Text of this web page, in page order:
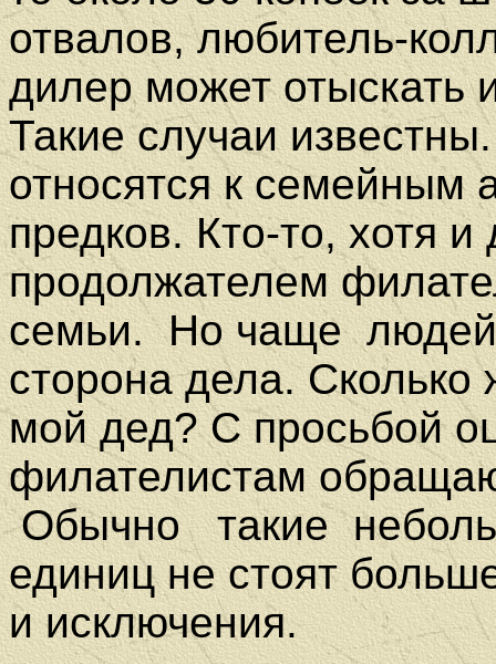
отвалов, любитель-
дилер может отыскать
Такие случаи
относятся к семейным
предков. Кто-то, хотя
продолжателем
семьи. Но чаще
сторона дела. Сколько
мой дед? С просьбой
филателистам
Обычно
такие
единиц не стоят
и исключения.